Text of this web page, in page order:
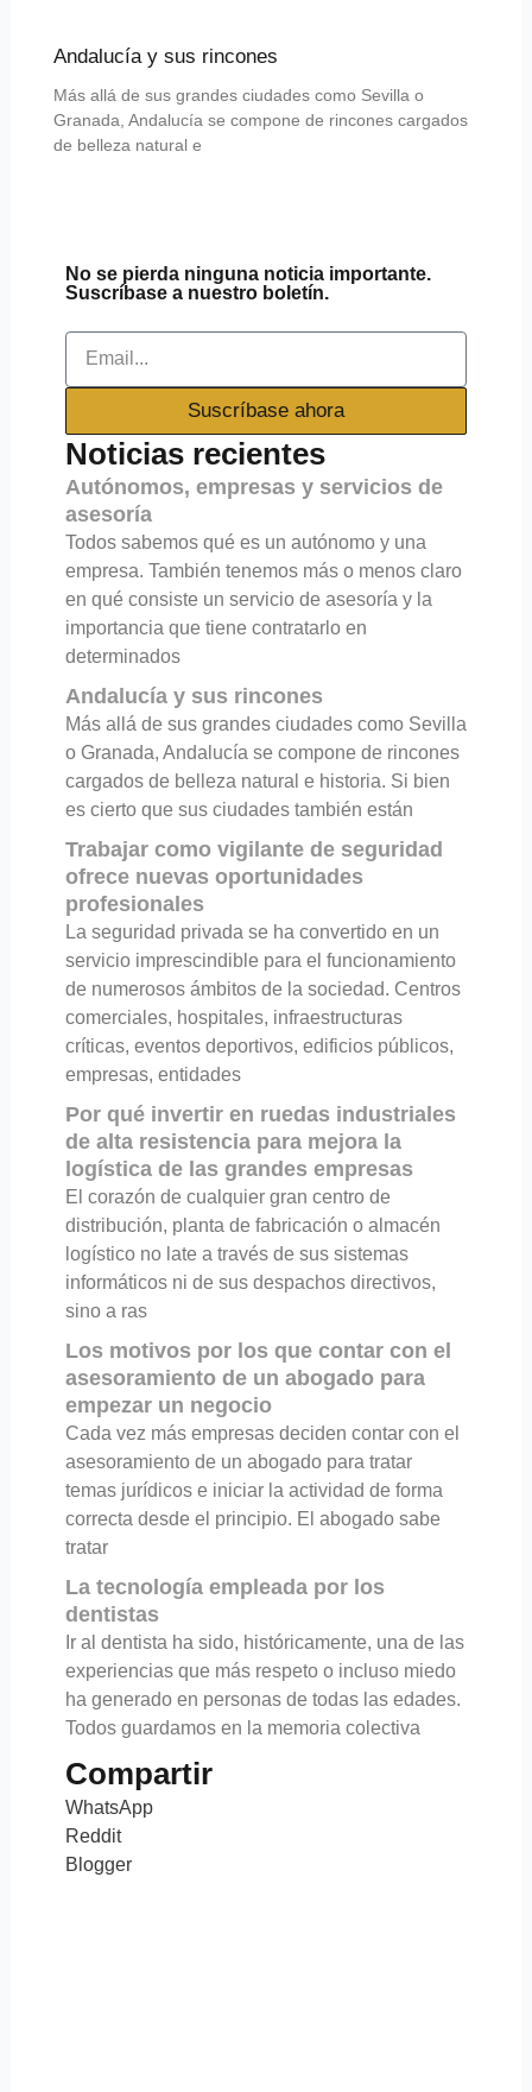
Andalucía y sus rincones
Más allá de sus grandes ciudades como Sevilla o
Granada, Andalucía se compone de rincones cargados
de belleza natural e
No se pierda ninguna noticia importante.
Suscríbase a nuestro boletín.
Suscríbase ahora
Noticias recientes
Autónomos, empresas y servicios de
asesoría
Todos sabemos qué es un autónomo y una
empresa. También tenemos más o menos claro
en qué consiste un servicio de asesoría y la
importancia que tiene contratarlo en
determinados
Andalucía y sus rincones
Más allá de sus grandes ciudades como Sevilla
o Granada, Andalucía se compone de rincones
cargados de belleza natural e historia. Si bien
es cierto que sus ciudades también están
Trabajar como vigilante de seguridad
ofrece nuevas oportunidades
profesionales
La seguridad privada se ha convertido en un
servicio imprescindible para el funcionamiento
de numerosos ámbitos de la sociedad. Centros
comerciales, hospitales, infraestructuras
críticas, eventos deportivos, edificios públicos,
empresas, entidades
Por qué invertir en ruedas industriales
de alta resistencia para mejora la
logística de las grandes empresas
El corazón de cualquier gran centro de
distribución, planta de fabricación o almacén
logístico no late a través de sus sistemas
informáticos ni de sus despachos directivos,
sino a ras
Los motivos por los que contar con el
asesoramiento de un abogado para
empezar un negocio
Cada vez más empresas deciden contar con el
asesoramiento de un abogado para tratar
temas jurídicos e iniciar la actividad de forma
correcta desde el principio. El abogado sabe
tratar
La tecnología empleada por los
dentistas
Ir al dentista ha sido, históricamente, una de las
experiencias que más respeto o incluso miedo
ha generado en personas de todas las edades.
Todos guardamos en la memoria colectiva
Compartir
WhatsApp
Reddit
Blogger